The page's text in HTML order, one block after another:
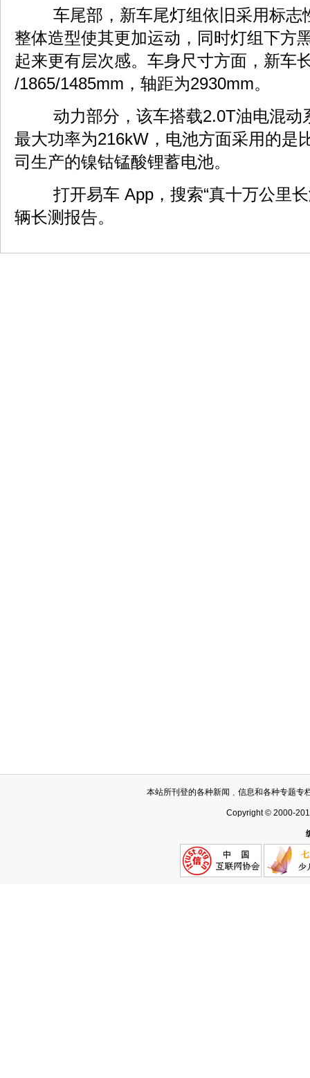
车尾部，新车尾灯组依旧采用标志
整体造型使其更加运动，同时灯组下方
起来更有层次感。车身尺寸方面，新车
/1865/1485mm，轴距为2930mm。
动力部分，该车搭载2.0T油电混动
最大功率为216kW，电池方面采用的是
司生产的镍钴锰酸锂蓄电池。
打开易车 App，搜索“真十万公里
辆长测报告。
本站所刊登的各种新闻﹑信息和各种专题专
Copyright © 2000-